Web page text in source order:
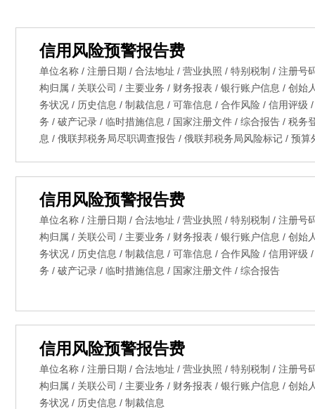
信用风险预警报告费
单位名称 / 注册日期 / 合法地址 / 营业执照 / 特别税制 / 注册号
构归属 / 关联公司 / 主要业务 / 财务报表 / 银行账户信息 / 创始
务状况 / 历史信息 / 制裁信息 / 可靠信息 / 合作风险 / 信用评级
务 / 破产记录 / 临时措施信息 / 国家注册文件 / 综合报告 / 税务
息 / 俄联邦税务局尽职调查报告 / 俄联邦税务局风险标记 / 预算
信用风险预警报告费
单位名称 / 注册日期 / 合法地址 / 营业执照 / 特别税制 / 注册号
构归属 / 关联公司 / 主要业务 / 财务报表 / 银行账户信息 / 创始
务状况 / 历史信息 / 制裁信息 / 可靠信息 / 合作风险 / 信用评级
务 / 破产记录 / 临时措施信息 / 国家注册文件 / 综合报告
信用风险预警报告费
单位名称 / 注册日期 / 合法地址 / 营业执照 / 特别税制 / 注册号
构归属 / 关联公司 / 主要业务 / 财务报表 / 银行账户信息 / 创始
务状况 / 历史信息 / 制裁信息